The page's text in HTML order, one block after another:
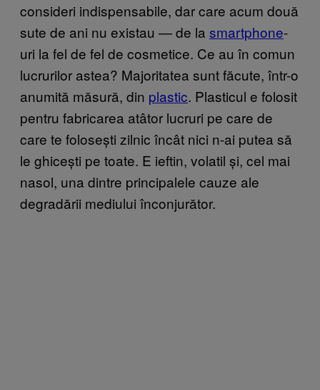
consideri indispensabile, dar care acum două
sute de ani nu existau — de la smartphone-
uri la fel de fel de cosmetice. Ce au în comun
lucrurilor astea? Majoritatea sunt făcute, într-o
anumită măsură, din plastic. Plasticul e folosit
pentru fabricarea atâtor lucruri pe care de
care te folosești zilnic încât nici n-ai putea să
le ghicești pe toate. E ieftin, volatil și, cel mai
nasol, una dintre principalele cauze ale
degradării mediului înconjurător.